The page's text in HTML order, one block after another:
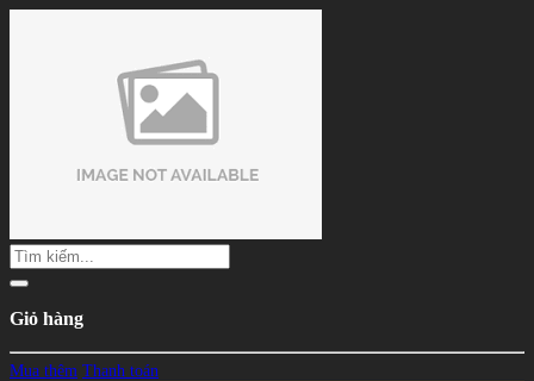
Giỏ hàng
Mua thêm Thanh toán